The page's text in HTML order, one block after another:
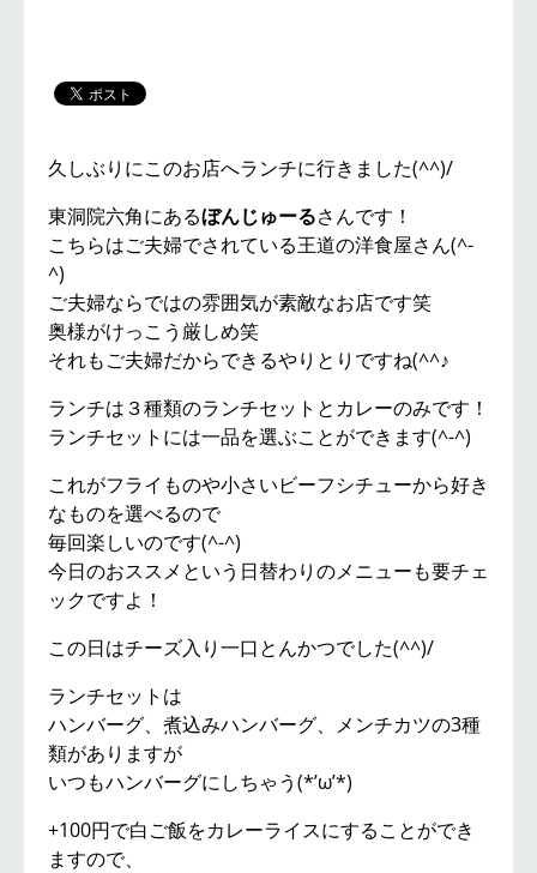
久しぶりにこのお店へランチに行きました(^^)/
東洞院六角にあるぼんじゅーるさんです！
こちらはご夫婦でされている王道の洋食屋さん(^-
^)
ご夫婦ならではの雰囲気が素敵なお店です笑
奥様がけっこう厳しめ笑
それもご夫婦だからできるやりとりですね(^^♪
ランチは３種類のランチセットとカレーのみです！
ランチセットには一品を選ぶことができます(^-^)
これがフライものや小さいビーフシチューから好き
なものを選べるので
毎回楽しいのです(^-^)
今日のおススメという日替わりのメニューも要チェ
ックですよ！
この日はチーズ入り一口とんかつでした(^^)/
ランチセットは
ハンバーグ、煮込みハンバーグ、メンチカツの3種
類がありますが
いつもハンバーグにしちゃう(*’ω’*)
+100円で白ご飯をカレーライスにすることができ
ますので、